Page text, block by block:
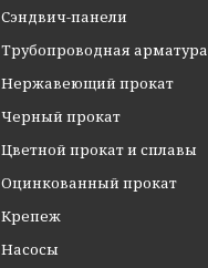
Сэндвич-панели
Трубопроводная арматура
Нержавеющий прокат
Черный прокат
Цветной прокат и сплавы
Оцинкованный прокат
Крепеж
Насосы